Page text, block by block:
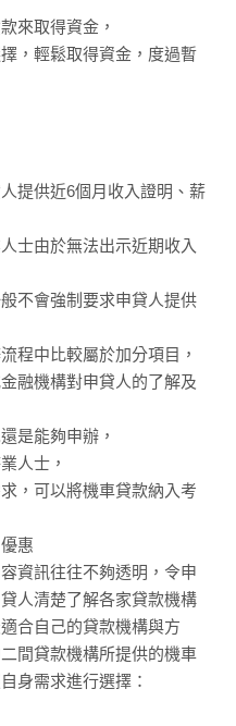
來取得資金，
，輕鬆取得資金，度過暫
提供近6個月收入證明、薪
士由於無法出示近期收入
不會強制要求申貸人提供
程中比較屬於加分項目，
融機構對申貸人的了解及
是能夠申辦，
人士，
，可以將機車貸款納入考
惠
資訊往往不夠透明，令申
人清楚了解各家貸款機構
合自己的貸款機構與方
間貸款機構所提供的機車
身需求進行選擇：